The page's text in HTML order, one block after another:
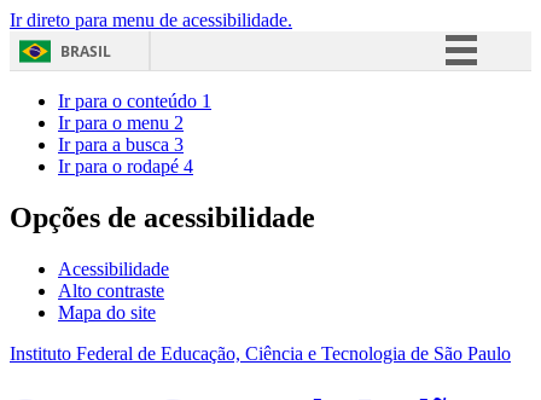
Ir direto para menu de acessibilidade.
BRASIL
Acesso à informação
Ir para o conteúdo 1
Ir para o menu 2
Ir para a busca 3
Ir para o rodapé 4
Opções de acessibilidade
Acessibilidade
Alto contraste
Mapa do site
Instituto Federal de Educação, Ciência e Tecnologia de São Paulo